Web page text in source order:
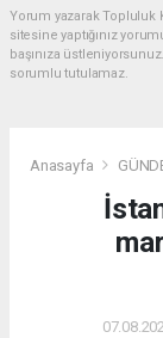
Yorum yazarak Topluluk
sitesine yaptığınız
başınıza
sorumlu tutulamaz.
Anasayfa